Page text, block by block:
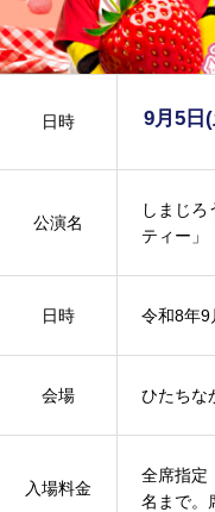
日時 9月5
公演名
しまじ
ティー」
日時 令和8年9
会場 ひたち
入場料金
全席指
名まで。